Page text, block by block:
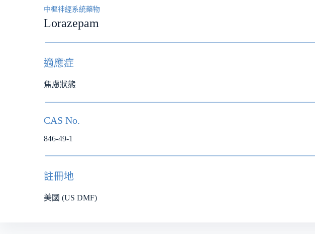
符
合
的
果
中樞神經系統藥物
Lorazepam
適應症
焦慮狀態
CAS No.
846-49-1
註冊地
美國 (US DMF)